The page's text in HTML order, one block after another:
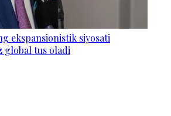
ekspansionistik siyosati
global tus oladi